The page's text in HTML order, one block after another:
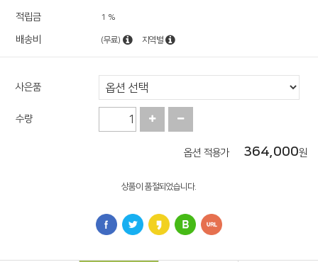
적립금 1 %
배송비 (무료) 지역별
사은품
수량
옵션 적용가 364,000원
상품이 품절되었습니다.